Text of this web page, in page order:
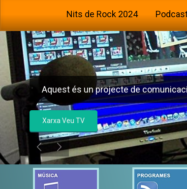
Nits de Rock 2024
Aquest és un projecte de
Xarxa Veu TV